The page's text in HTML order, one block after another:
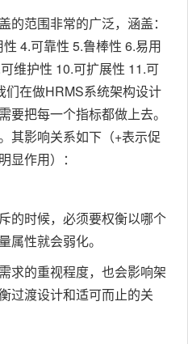
的范围非常的广泛，涵盖：
4.可靠性 5.鲁棒性 6.易用
维护性 10.可扩展性 11.可
们在做HRMS系统架构设计
要把每一个指标都做上去。
其影响关系如下（+表示促
作用）：
的时候，必须要权衡以哪个
属性就会弱化。
求的重视程度，也会影响架
过渡设计和适可而止的关